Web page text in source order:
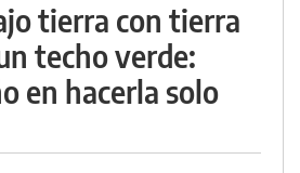
tierra con tierra
techo verde:
en hacerla solo